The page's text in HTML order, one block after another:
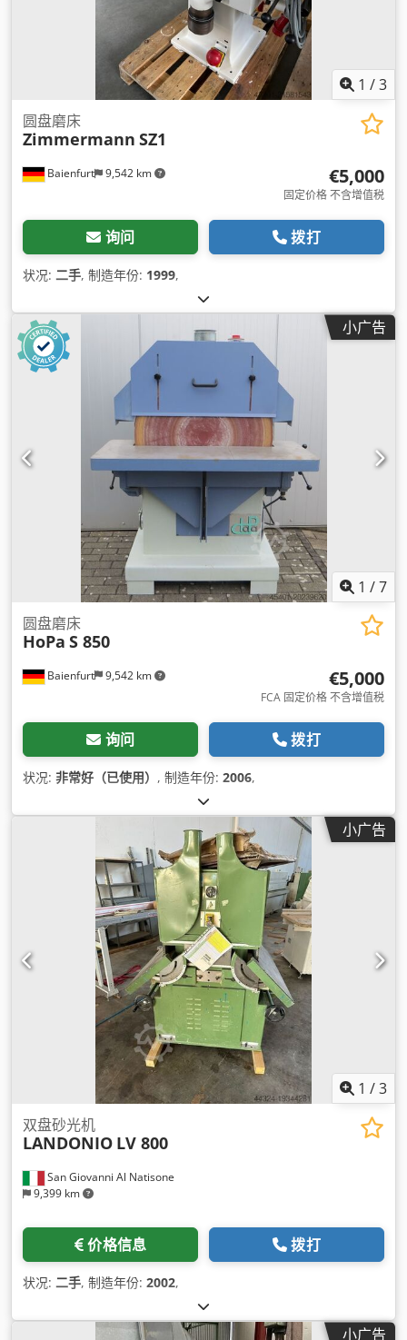
1 /3
Baienfurt 9,542 km
圆盘磨床
Zimmermann SZ1
€5,000
固定价格 不含增值税
询问 拨打
状况: 二手, 制造年份: 1999,
小广告
1 /7
Baienfurt 9,542 km
圆盘磨床
HoPa S 850
€5,000
FCA 固定价格 不含增值税
询问 拨打
状况: 非常好（已使用） , 制造年份: 2006,
小广告
1 /3
San Giovanni Al Natisone
9,399 km
双盘砂光机
LANDONIO LV 800
价格信息 拨打
状况: 二手, 制造年份: 2002,
小广告